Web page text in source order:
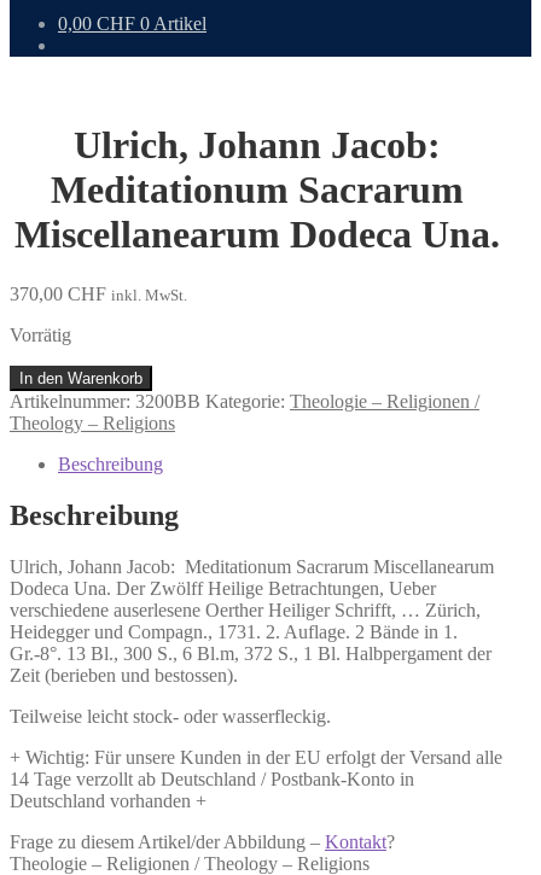
0,00 CHF 0 Artikel
Ulrich, Johann Jacob:
Meditationum Sacrarum
Miscellanearum Dodeca Una.
370,00 CHF inkl. MwSt.
Vorrätig
Ulrich,
Johann
Jacob:
Meditationum
Sacrarum
Dodeca
Una.
In den Warenkorb
Artikelnummer: 3200BB Kategorie: Theologie – Religionen /
Theology – Religions
Beschreibung
Beschreibung
Ulrich, Johann Jacob: Meditationum Sacrarum Miscellanearum
Dodeca Una. Der Zwölff Heilige Betrachtungen, Ueber
verschiedene auserlesene Oerther Heiliger Schrifft, … Zürich,
Heidegger und Compagn., 1731. 2. Auflage. 2 Bände in 1.
Gr.-8°. 13 Bl., 300 S., 6 Bl.m, 372 S., 1 Bl. Halbpergament der
Zeit (berieben und bestossen).
Teilweise leicht stock- oder wasserfleckig.
+ Wichtig: Für unsere Kunden in der EU erfolgt der Versand alle
14 Tage verzollt ab Deutschland / Postbank-Konto in
Deutschland vorhanden +
Frage zu diesem Artikel/der Abbildung – Kontakt?
Theologie – Religionen / Theology – Religions